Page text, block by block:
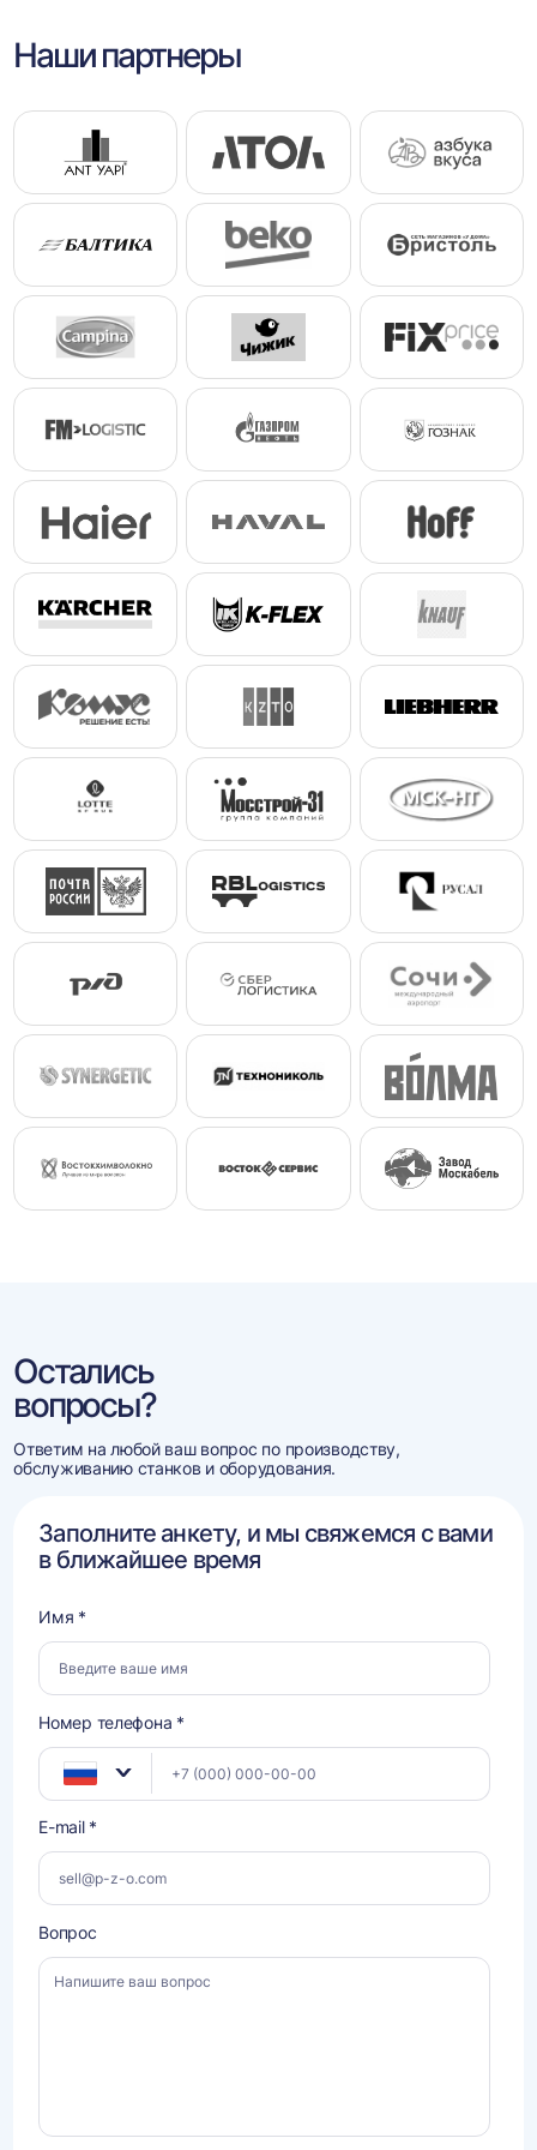
Наши партнеры
Остались
вопросы?
Ответим на любой ваш вопрос по производству,
обслуживанию станков и оборудования.
Заполните анкету, и мы свяжемся с вами
в ближайшее время
Имя *
Номер телефона *
E-mail *
Вопрос